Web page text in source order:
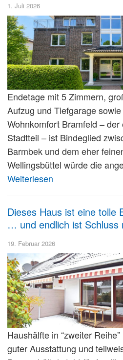
1. Juli 2026
Endetage mit 5 Zimmern,
Aufzug und Tiefgarage
Wohnkomfort Bramfeld –
Stadtteil – ist Bindeglied
Barmbek und dem eher
Wellingsbüttel würde die
Weiterlesen
Dieses Haus ist eine tolle
… und endlich ist Schluss
19. Februar 2026
Haushälfte in “zweiter
guter Ausstattung und